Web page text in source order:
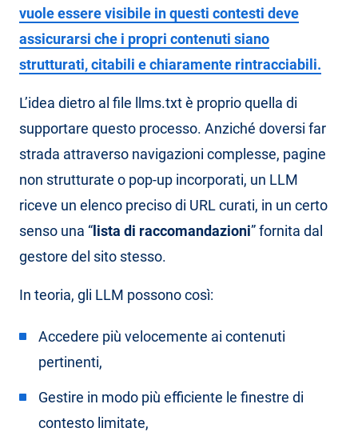
vuole essere visibile in questi contesti deve
assicurarsi che i propri contenuti siano
strutturati, citabili e chiaramente rintracciabili.
L’idea dietro al file llms.txt è proprio quella di
supportare questo processo. Anziché doversi far
strada attraverso navigazioni complesse, pagine
non strutturate o pop-up incorporati, un LLM
riceve un elenco preciso di URL curati, in un certo
senso una “lista di raccomandazioni” fornita dal
gestore del sito stesso.
In teoria, gli LLM possono così:
Accedere più velocemente ai contenuti
pertinenti,
Gestire in modo più efficiente le finestre di
contesto limitate,